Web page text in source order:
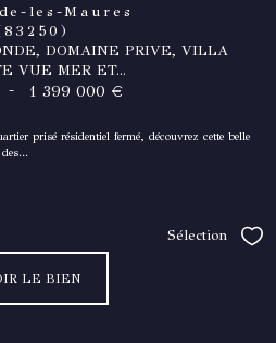
les-Maures
DOMAINE PRIVE, VILLA
VUE MER ET...
- 1 399 000 €
prisé résidentiel fermé, découvrez cette belle
Sélection
LE BIEN